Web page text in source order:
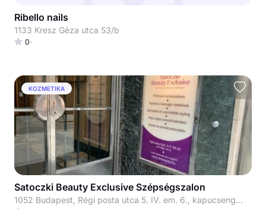
Ribello nails
1133 Kresz Géza utca 53/b
0
KOZMETIKA
Satoczki Beauty Exclusive Szépségszalon
1052 Budapest, Régi posta utca 5. IV. em. 6., kapucsengő: 33